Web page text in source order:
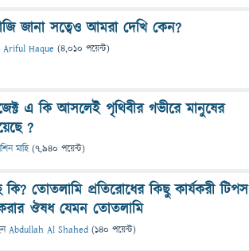
জানা সত্বেও আমরা দেখি কেন?
Ariful Haque (4,010 পয়েন্ট)
এ কি আসলেই পৃথিবীর গভীরে মানুষের
?
মাহি (7,940 পয়েন্ট)
তোতলামি প্রতিরোধের কিছু কার্যকরী টিপস
ঔষধ যেমন তোতলামি
Abdullah Al Shahed (140 পয়েন্ট)